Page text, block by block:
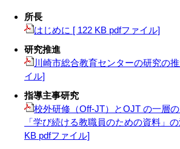
所長
はじめに [ 122 KB pdfファイル]
研究推進
川崎市総合教育センターの研究の
イル]
指導主事研究
校外研修（Off-JT）とOJT の一
「学び続ける教職員のための資料」
KB pdfファイル]